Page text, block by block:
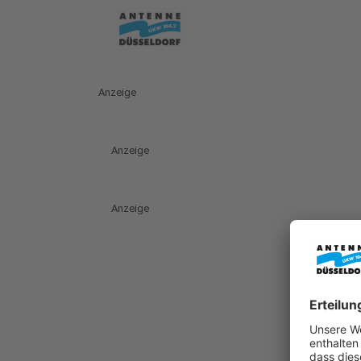
Anzeige
Anzeige
Anzeige